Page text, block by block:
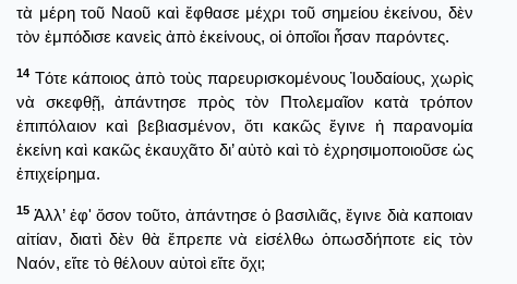
τὰ μέρη τοῦ Ναοῦ καὶ ἔφθασε μέχρι τοῦ σημείου ἐκείνου, δὲν
τὸν ἐμπόδισε κανεὶς ἀπὸ ἐκείνους, οἱ ὁποῖοι ἦσαν παρόντες.
14 Τότε κάποιος ἀπὸ τοὺς παρευρισκομένους Ἰουδαίους, χωρὶς
νὰ σκεφθῇ, ἀπάντησε πρὸς τὸν Πτολεμαῖον κατὰ τρόπον
ἐπιπόλαιον καὶ βεβιασμένον, ὅτι κακῶς ἔγινε ἡ παρανομία
ἐκείνη καὶ κακῶς ἐκαυχᾶτο δι’ αὐτὸ καὶ τὸ ἐχρησιμοποιοῦσε ὡς
ἐπιχείρημα.
15 Ἀλλ’ ἐφ' ὅσον τοῦτο, ἀπάντησε ὁ βασιλιᾶς, ἔγινε διὰ καποιαν
αἰτίαν, διατὶ δὲν θὰ ἔπρεπε νὰ εἰσέλθω ὁπωσδήποτε εἰς τὸν
Ναόν, εἴτε τὸ θέλουν αὐτοὶ εἴτε ὄχι;